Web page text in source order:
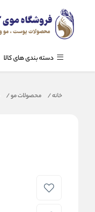
دسته بندی های کالا
خانه/ محصولات مو/